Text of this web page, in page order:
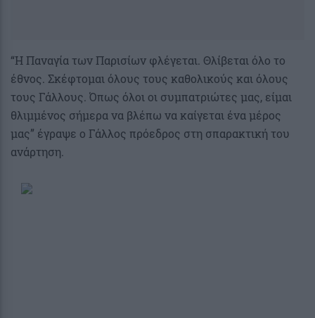
“Η Παναγία των Παρισίων φλέγεται. Θλίβεται όλο το
έθνος. Σκέφτομαι όλους τους καθολικούς και όλους
τους Γάλλους. Όπως όλοι οι συμπατριώτες μας, είμαι
θλιμμένος σήμερα να βλέπω να καίγεται ένα μέρος
μας” έγραψε ο Γάλλος πρόεδρος στη σπαρακτική του
ανάρτηση.